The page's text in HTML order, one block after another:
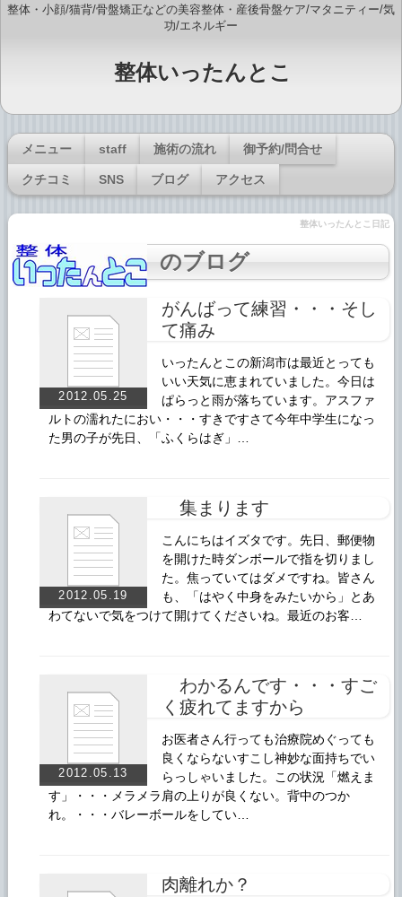
整体・小顔/猫背/骨盤矯正などの美容整体・産後骨盤ケア/マタニティー/気
功/エネルギー
整体いったんとこ
メニュー staff 施術の流れ 御予約/問合せ
クチコミ SNS ブログ アクセス
整体いったんとこ日記
のブログ
2012.05.25
がんばって練習・・・そし
て痛み
いったんとこの新潟市は最近とっても
いい天気に恵まれていました。今日は
ぱらっと雨が落ちています。アスファ
ルトの濡れたにおい・・・すきですさて今年中学生になっ
た男の子が先日、「ふくらはぎ」…
2012.05.19
集まります
こんにちはイズタです。先日、郵便物
を開けた時ダンボールで指を切りまし
た。焦っていてはダメですね。皆さん
も、「はやく中身をみたいから」とあ
わてないで気をつけて開けてくださいね。最近のお客…
2012.05.13
わかるんです・・・すご
く疲れてますから
お医者さん行っても治療院めぐっても
良くならないすこし神妙な面持ちでい
らっしゃいました。この状況「燃えま
す」・・・メラメラ肩の上りが良くない。背中のつか
れ。・・・バレーボールをしてい…
肉離れか？